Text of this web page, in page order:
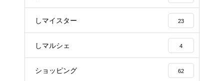
しマイスター 23
しマルシェ 4
ショッピング 62